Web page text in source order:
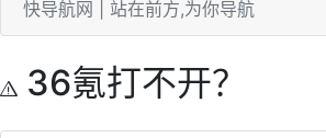
快导航网 | 站在前方,为你导航
36氪打不开？